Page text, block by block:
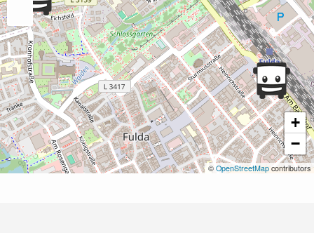
+
−
© OpenStreetMap contributors